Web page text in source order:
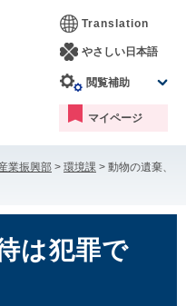
Translation
やさしい日本語
閲覧補助
マイページ
業振興部 > 環境課 > 動物の遺棄、
は犯罪で